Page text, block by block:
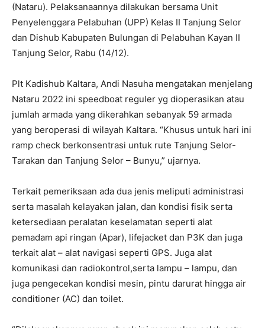
(Nataru). Pelaksanaannya dilakukan bersama Unit
Penyelenggara Pelabuhan (UPP) Kelas II Tanjung Selor
dan Dishub Kabupaten Bulungan di Pelabuhan Kayan II
Tanjung Selor, Rabu (14/12).
Plt Kadishub Kaltara, Andi Nasuha mengatakan menjelang
Nataru 2022 ini speedboat reguler yg dioperasikan atau
jumlah armada yang dikerahkan sebanyak 59 armada
yang beroperasi di wilayah Kaltara. “Khusus untuk hari ini
ramp check berkonsentrasi untuk rute Tanjung Selor-
Tarakan dan Tanjung Selor – Bunyu,” ujarnya.
Terkait pemeriksaan ada dua jenis meliputi administrasi
serta masalah kelayakan jalan, dan kondisi fisik serta
ketersediaan peralatan keselamatan seperti alat
pemadam api ringan (Apar), lifejacket dan P3K dan juga
terkait alat – alat navigasi seperti GPS. Juga alat
komunikasi dan radiokontrol,serta lampu – lampu, dan
juga pengecekan kondisi mesin, pintu darurat hingga air
conditioner (AC) dan toilet.